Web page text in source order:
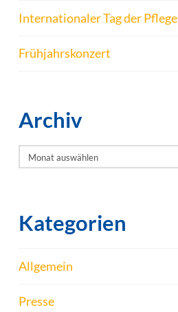
Internationaler Tag der Pflege
Frühjahrskonzert
Archiv
Archiv
Kategorien
Allgemein
Presse